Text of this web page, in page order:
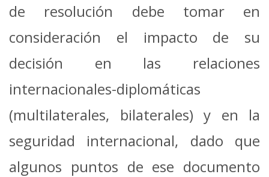
de resolución debe tomar en
consideración el impacto de su
decisión en las relaciones
internacionales-diplomáticas
(multilaterales, bilaterales) y en la
seguridad internacional, dado que
algunos puntos de ese documento